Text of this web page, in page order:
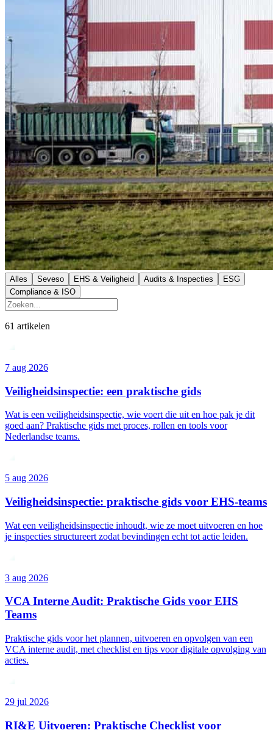
Alles Seveso EHS & Veiligheid Audits & Inspecties
ESG
Compliance & ISO
61 artikelen
7 aug 2026
Veiligheidsinspectie: een praktische gids
Wat is een veiligheidsinspectie, wie voert die uit en hoe pak je dit
goed aan? Praktische gids met proces, rollen en tools voor
Nederlandse teams.
5 aug 2026
Veiligheidsinspectie: praktische gids voor EHS-teams
Wat een veiligheidsinspectie inhoudt, wie ze moet uitvoeren en hoe
je inspecties structureert zodat bevindingen echt tot actie leiden.
3 aug 2026
VCA Interne Audit: Praktische Gids voor EHS
Teams
Praktische gids voor het plannen, uitvoeren en opvolgen van een
VCA interne audit, met checklist en tips voor digitale opvolging van
acties.
29 jul 2026
RI&E Uitvoeren: Praktische Checklist voor